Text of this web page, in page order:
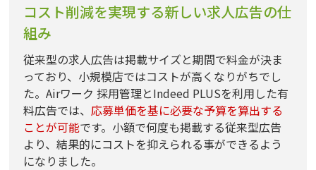
コスト削減を実現する新しい求人広告の仕
組み
従来型の求人広告は掲載サイズと期間で料金が決ま
っており、小規模店ではコストが高くなりがちでし
た。Airワーク 採用管理とIndeed PLUSを利用した有
料広告では、応募単価を基に必要な予算を算出する
ことが可能です。小額で何度も掲載する従来型広告
より、結果的にコストを抑えられる事ができるよう
になりました。